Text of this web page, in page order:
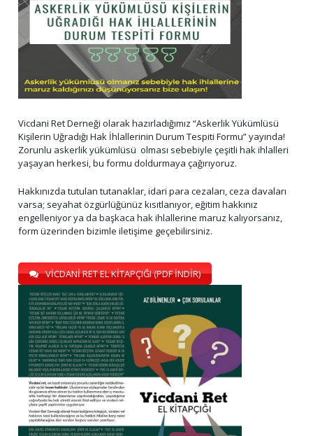
Vicdani Ret Derneği olarak hazırladığımız “Askerlik Yükümlüsü
Kişilerin Uğradığı Hak İhlallerinin Durum Tespiti Formu” yayında!
Zorunlu askerlik yükümlüsü olması sebebiyle çeşitli hak ihlalleri
yaşayan herkesi, bu formu doldurmaya çağırıyoruz.
Hakkınızda tutulan tutanaklar, idari para cezaları, ceza davaları
varsa; seyahat özgürlüğünüz kısıtlanıyor, eğitim hakkınız
engelleniyor ya da başkaca hak ihlallerine maruz kalıyorsanız,
form üzerinden bizimle iletişime geçebilirsiniz.
VİCDANİ RET EL KİTAPÇIĞI (PDF İNDİR)